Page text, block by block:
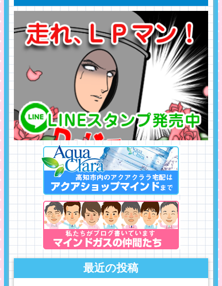
最近の投稿